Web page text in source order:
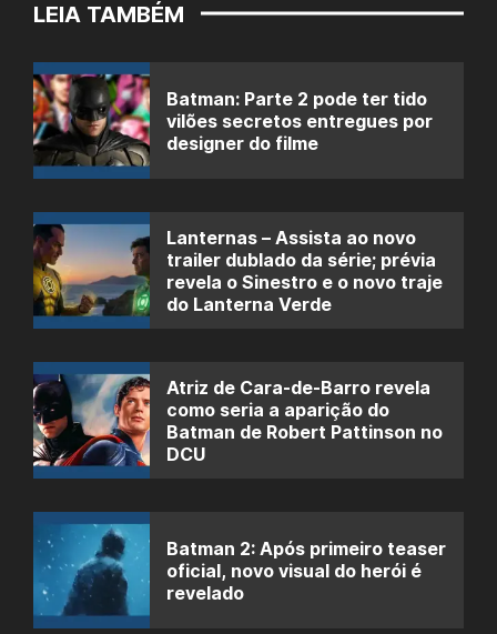
LEIA TAMBÉM
Batman: Parte 2 pode ter tido
vilões secretos entregues por
designer do filme
Lanternas – Assista ao novo
trailer dublado da série; prévia
revela o Sinestro e o novo traje
do Lanterna Verde
Atriz de Cara-de-Barro revela
como seria a aparição do
Batman de Robert Pattinson no
DCU
Batman 2: Após primeiro teaser
oficial, novo visual do herói é
revelado